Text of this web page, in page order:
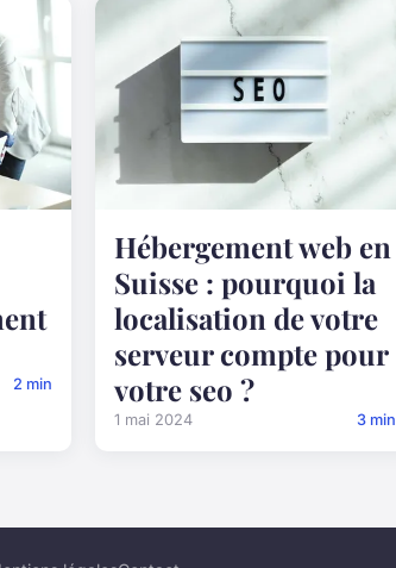
2 min
Hébergement web en
Suisse : pourquoi la
localisation de votre
serveur compte pour
votre seo ?
1 mai 2024 3 min